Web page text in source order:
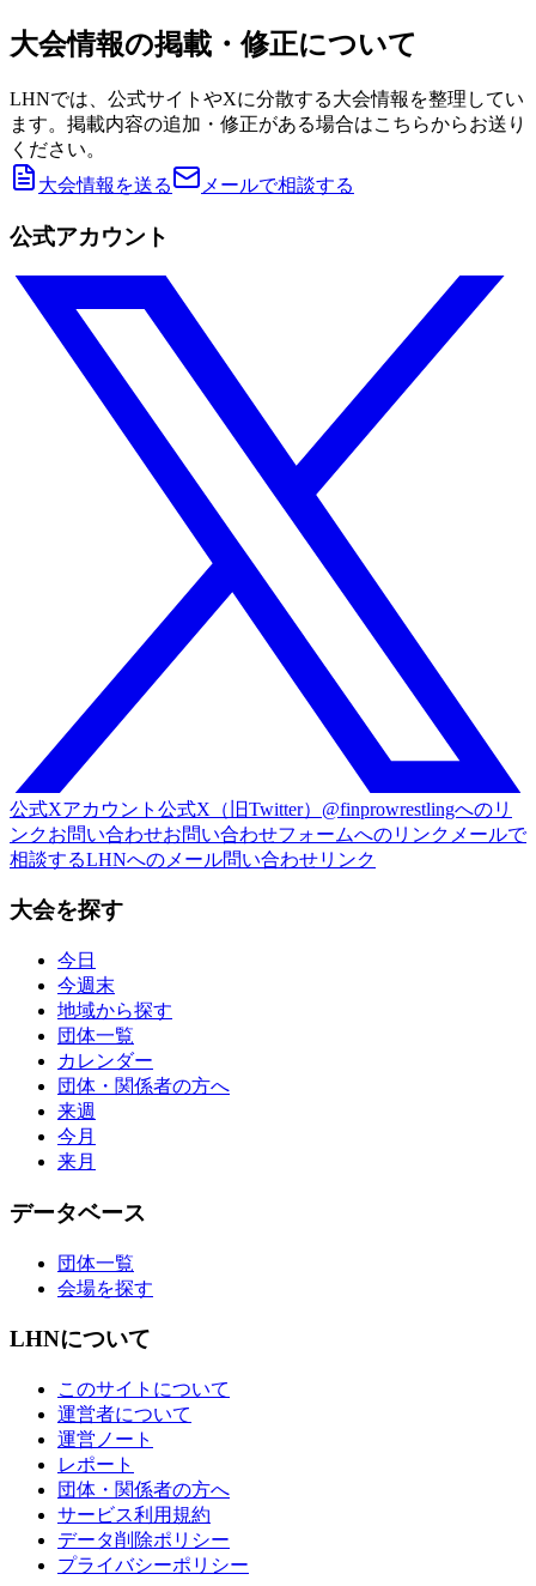
大会情報の掲載・修正について
LHNでは、公式サイトやXに分散する大会情報を整理してい
ます。掲載内容の追加・修正がある場合はこちらからお送り
ください。
大会情報を送る
メールで相談する
公式アカウント
公式Xアカウント 公式X（旧Twitter）@finprowrestlingへのリ
ンクお問い合わせお問い合わせフォームへのリンク メールで
相談するLHNへのメール問い合わせリンク
大会を探す
今日
今週末
地域から探す
団体一覧
カレンダー
団体・関係者の方へ
来週
今月
来月
データベース
団体一覧
会場を探す
LHNについて
このサイトについて
運営者について
運営ノート
レポート
団体・関係者の方へ
サービス利用規約
データ削除ポリシー
プライバシーポリシー